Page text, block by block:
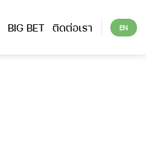
BIG BET ติดต่อเรา EN